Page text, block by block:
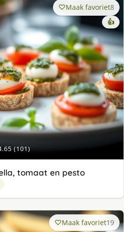
(101)
Maak favoriet8
👍
tomaat en pesto
Maak favoriet19